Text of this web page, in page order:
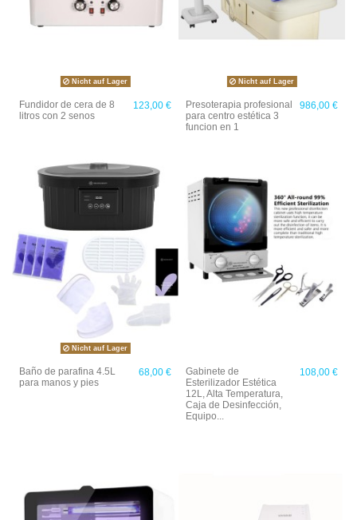
Nicht auf Lager
Fundidor de cera de 8
litros con 2 senos
123,00 €
Nicht auf Lager
Presoterapia profesional
para centro estética 3
funcion en 1
986,00 €
Nicht auf Lager
Baño de parafina 4.5L
para manos y pies
68,00 €
Gabinete de
Esterilizador Estética
12L, Alta Temperatura,
Caja de Desinfección,
Equipo...
108,00 €